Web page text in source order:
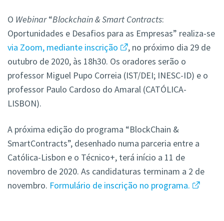
O Webinar“Blockchain & Smart Contracts:
Oportunidades e Desafios para as Empresas” realiza-se
via Zoom, mediante inscrição
, no próximo dia 29 de
outubro de 2020, às 18h30. Os oradores serão o
professor Miguel Pupo Correia (IST/DEI; INESC-ID) e o
professor Paulo Cardoso do Amaral (CATÓLICA-
LISBON).
A próxima edição do programa “BlockChain &
SmartContracts”, desenhado numa parceria entre a
Católica-Lisbon e o Técnico+, terá início a 11 de
novembro de 2020. As candidaturas terminam a 2 de
novembro. Formulário de inscrição no programa.